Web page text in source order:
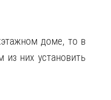
доме, то в
них установить